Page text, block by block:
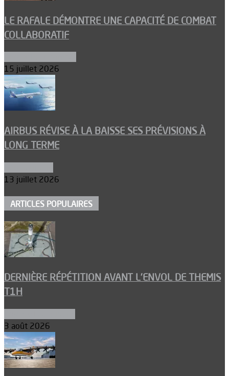
LE RAFALE DÉMONTRE UNE CAPACITÉ DE COMBAT
COLLABORATIF
15 juillet 2026
AIRBUS RÉVISE À LA BAISSE SES PRÉVISIONS À
LONG TERME
13 juillet 2026
ARTICLES POPULAIRES
DERNIÈRE RÉPÉTITION AVANT L’ENVOL DE THEMIS
T1H
3 août 2026